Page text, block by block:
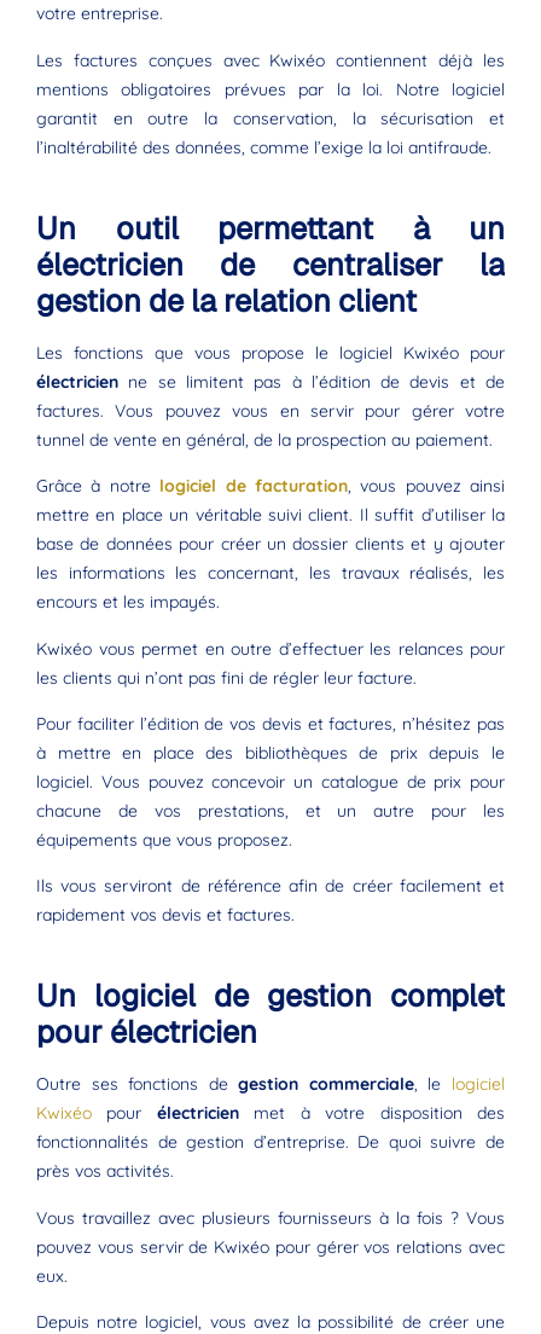
votre entreprise.
Les factures conçues avec Kwixéo contiennent déjà les
mentions obligatoires prévues par la loi. Notre logiciel
garantit en outre la conservation, la sécurisation et
l’inaltérabilité des données, comme l’exige la loi antifraude.
Un outil permettant à un
électricien de centraliser la
gestion de la relation client
Les fonctions que vous propose le logiciel Kwixéo pour
électricien ne se limitent pas à l’édition de devis et de
factures. Vous pouvez vous en servir pour gérer votre
tunnel de vente en général, de la prospection au paiement.
Grâce à notre logiciel de facturation, vous pouvez ainsi
mettre en place un véritable suivi client. Il suffit d’utiliser la
base de données pour créer un dossier clients et y ajouter
les informations les concernant, les travaux réalisés, les
encours et les impayés.
Kwixéo vous permet en outre d’effectuer les relances pour
les clients qui n’ont pas fini de régler leur facture.
Pour faciliter l’édition de vos devis et factures, n’hésitez pas
à mettre en place des bibliothèques de prix depuis le
logiciel. Vous pouvez concevoir un catalogue de prix pour
chacune de vos prestations, et un autre pour les
équipements que vous proposez.
Ils vous serviront de référence afin de créer facilement et
rapidement vos devis et factures.
Un logiciel de gestion complet
pour électricien
Outre ses fonctions degestion commerciale, le logiciel
Kwixéo pour électricienmet à votre disposition des
fonctionnalités de gestion d’entreprise. De quoi suivre de
près vos activités.
Vous travaillez avec plusieurs fournisseurs à la fois ? Vous
pouvez vous servir de Kwixéo pour gérer vos relations avec
eux.
Depuis notre logiciel, vous avez la possibilité de créer une